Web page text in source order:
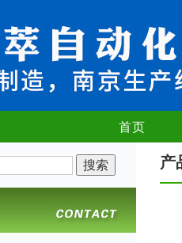
首页
产